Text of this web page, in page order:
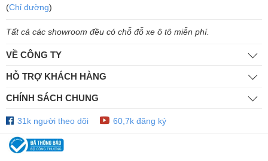
(Chỉ đường)
Tất cả các showroom đều có chỗ đỗ xe ô tô miễn phí.
VỀ CÔNG TY
HỖ TRỢ KHÁCH HÀNG
CHÍNH SÁCH CHUNG
31k người theo dõi 60,7k đăng ký